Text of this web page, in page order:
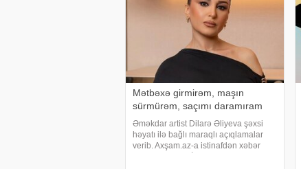
Mətbəxə girmirəm, maşın
sürmürəm, saçımı daramıram
Əməkdar artist Dilarə Əliyeva şəxsi
həyatı ilə bağlı maraqlı açıqlamalar
verib. Axşam.az-a istinafdən xəbər